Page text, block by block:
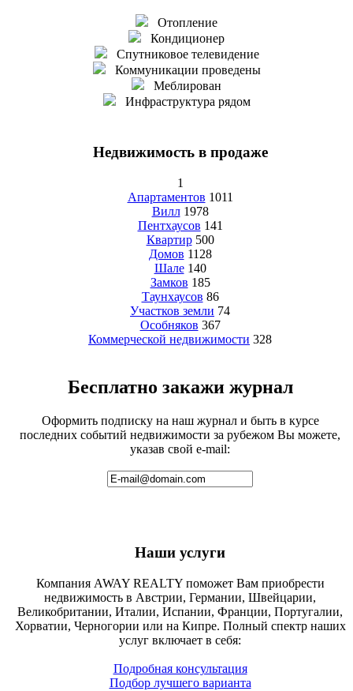
Отопление
Кондиционер
Спутниковое телевидение
Коммуникации проведены
Меблирован
Инфраструктура рядом
Недвижимость в продаже
1
Апартаментов 1011
Вилл 1978
Пентхаусов 141
Квартир 500
Домов 1128
Шале 140
Замков 185
Таунхаусов 86
Участков земли 74
Особняков 367
Коммерческой недвижимости 328
Бесплатно закажи журнал
Оформить подписку на наш журнал и быть в курсе
последних событий недвижимости за рубежом Вы можете,
указав свой e-mail:
Наши услуги
Компания AWAY REALTY поможет Вам приобрести
недвижимость в Австрии, Германии, Швейцарии,
Великобритании, Италии, Испании, Франции, Португалии,
Хорватии, Черногории или на Кипре. Полный спектр наших
услуг включает в себя:
Подробная консультация
Подбор лучшего варианта